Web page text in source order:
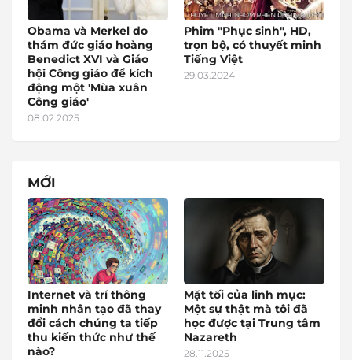
Obama và Merkel do
thám đức giáo hoàng
Benedict XVI và Giáo
hội Công giáo để kích
động một 'Mùa xuân
Công giáo'
08.02.2025
Phim "Phục sinh", HD,
trọn bộ, có thuyết minh
Tiếng Việt
29.03.2024
MỚI
Internet và trí thông
minh nhân tạo đã thay
đổi cách chúng ta tiếp
thu kiến thức như thế
nào?
Mặt tối của linh mục:
Một sự thật mà tôi đã
học được tại Trung tâm
Nazareth
28.11.2025